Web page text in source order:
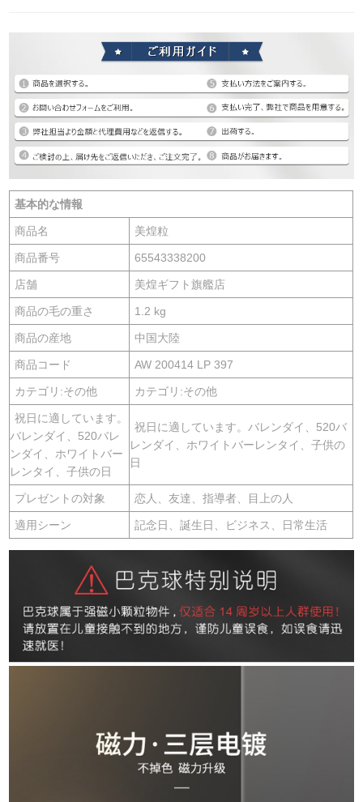
基本的な情報
商品名 美煌粒
商品番号 65543338200
店舗 美煌ギフト旗艦店
商品の毛の重さ 1.2 kg
商品の産地 中国大陸
商品コード AW 200414 LP 397
カテゴリ:その他 カテゴリ:その他
祝日に適しています。
バレンダイ、520バレ
ンダイ、ホワイトバー
レンタイ、子供の日
祝日に適しています。バレンダイ、520バ
レンダイ、ホワイトバーレンタイ、子供の
日
プレゼントの対象 恋人、友達、指導者、目上の人
適用シーン 記念日、誕生日、ビジネス、日常生活